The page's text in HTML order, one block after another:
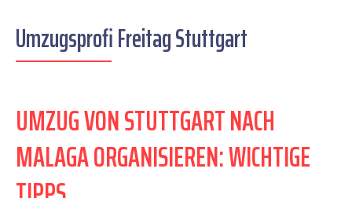
Umzugsprofi Freitag Stuttgart
UMZUG VON STUTTGART NACH
MALAGA ORGANISIEREN: WICHTIGE